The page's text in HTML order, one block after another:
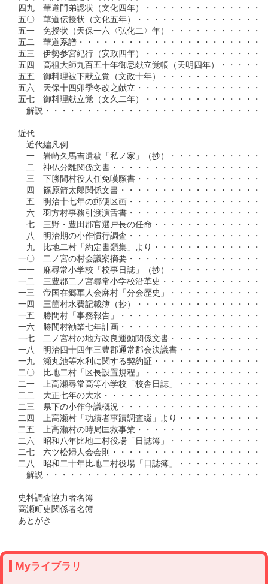
四九　華道門弟認状（文化四年）・・・・・・・・・・・・・・
五〇　華道伝授状（文化五年）・・・・・・・・・・・・・・・
五一　免授状（天保一六〈弘化二〉年）・・・・・・・・・・・
五二　華道系譜・・・・・・・・・・・・・・・・・・・・・・
五三　伊勢参宮紀行（安政四年）・・・・・・・・・・・・・・
五四　高祖大師九百五十年御忌献立覚帳（天明四年）・・・・・
五五　御料理被下献立覚（文政十年）・・・・・・・・・・・・
五六　天保十四卯季冬改之献立・・・・・・・・・・・・・・・
五七　御料理献立覚（文久二年）・・・・・・・・・・・・・・
解説・・・・・・・・・・・・・・・・・・・・・・・・・・
近代
近代編凡例
一　岩崎久馬吉遺稿「私ノ家」（抄）・・・・・・・・・・・
二　神仏分離関係文書・・・・・・・・・・・・・・・・・・
三　下勝間村役人任免嘆願書・・・・・・・・・・・・・・・
四　篠原箭太郎関係文書・・・・・・・・・・・・・・・・・
五　明治十七年の郵便区画・・・・・・・・・・・・・・・・
六　羽方村事務引渡演舌書・・・・・・・・・・・・・・・・
七　三野・豊田郡官選戸長の任命・・・・・・・・・・・・・
八　明治期の小作慣行調査・・・・・・・・・・・・・・・・
九　比地二村「約定書類集」より・・・・・・・・・・・・・
一〇　二ノ宮の村会議案摘要・・・・・・・・・・・・・・・
一一　麻尋常小学校「校事日誌」（抄）・・・・・・・・・・・
一二　三豊郡二ノ宮尋常小学校沿革史・・・・・・・・・・・・
一三　帝国在郷軍人会麻村「分会歴史」・・・・・・・・・・・
一四　三箇村水費記載簿（抄）・・・・・・・・・・・・・・・
一五　勝間村「事務報告」・・・・・・・・・・・・・・・・・
一六　勝間村勧業七年計画・・・・・・・・・・・・・・・・・
一七　二ノ宮村の地方改良運動関係文書・・・・・・・・・・・
一八　明治四十四年三豊郡通常郡会決議書・・・・・・・・・・
一九　瀬丸池等水利に関する契約証・・・・・・・・・・・・・
二〇　比地二村「区長設置規程」・・・・・・・・・・・・・・
二一　上高瀬尋常高等小学校「校舎日誌」・・・・・・・・・
二二　大正七年の大水・・・・・・・・・・・・・・・・・・・
二三　県下の小作争議概況・・・・・・・・・・・・・・・・・
二四　上高瀬村「功績者事蹟調査綴」より・・・・・・・・・・
二五　上高瀬村の時局匡救事業・・・・・・・・・・・・・・・
二六　昭和八年比地二村役場「日誌簿」・・・・・・・・・・・
二七　六ツ松婦人会会則・・・・・・・・・・・・・・・・・・
二八　昭和二十年比地二村役場「日誌簿」・・・・・・・・・・
解説・・・・・・・・・・・・・・・・・・・・・・・・・・
史料調査協力者名簿
高瀬町史関係者名簿
Myライブラリ